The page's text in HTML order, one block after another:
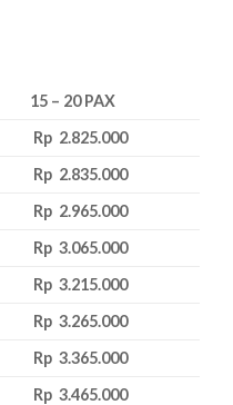
15 – 20 PAX
Rp 2.825.000
Rp 2.835.000
Rp 2.965.000
Rp 3.065.000
Rp 3.215.000
Rp 3.265.000
Rp 3.365.000
Rp 3.465.000